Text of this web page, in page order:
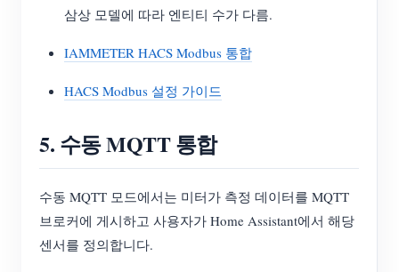
삼상 모델에 따라 엔티티 수가 다름.
IAMMETER HACS Modbus 통합
HACS Modbus 설정 가이드
5. 수동 MQTT 통합
수동 MQTT 모드에서는 미터가 측정 데이터를 MQTT
브로커에 게시하고 사용자가 Home Assistant에서 해당
센서를 정의합니다.